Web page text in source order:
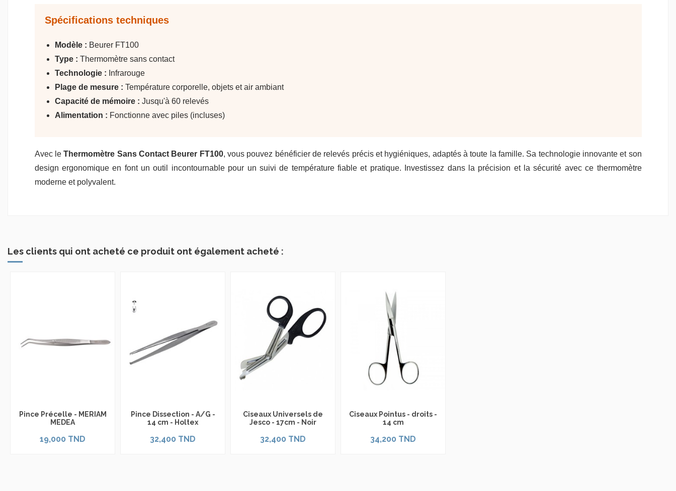
Spécifications techniques
Modèle : Beurer FT100
Type : Thermomètre sans contact
Technologie : Infrarouge
Plage de mesure : Température corporelle, objets et air ambiant
Capacité de mémoire : Jusqu'à 60 relevés
Alimentation : Fonctionne avec piles (incluses)
Avec leThermomètre Sans Contact Beurer FT100, vous pouvez bénéficier de relevés précis et hygiéniques, adaptés à toute la famille. Sa technologie innovante et son
design ergonomique en font un outil incontournable pour un suivi de température fiable et pratique. Investissez dans la précision et la sécurité avec ce thermomètre
moderne et polyvalent.
Les clients qui ont acheté ce produit ont également acheté :
Pince Précelle - MERIAM
MEDEA
19,000 TND
Pince Dissection - A/G -
14 cm - Holtex
32,400 TND
Ciseaux Universels de
Jesco - 17cm - Noir
32,400 TND
Ciseaux Pointus - droits -
14 cm
34,200 TND